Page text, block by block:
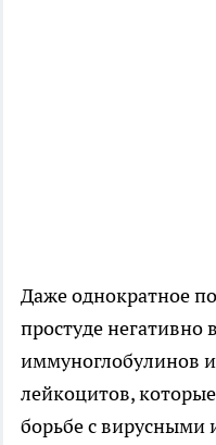
Даже однократное
простуде негативно
иммуноглобулинов
лейкоцитов,
борьбе с вирусными